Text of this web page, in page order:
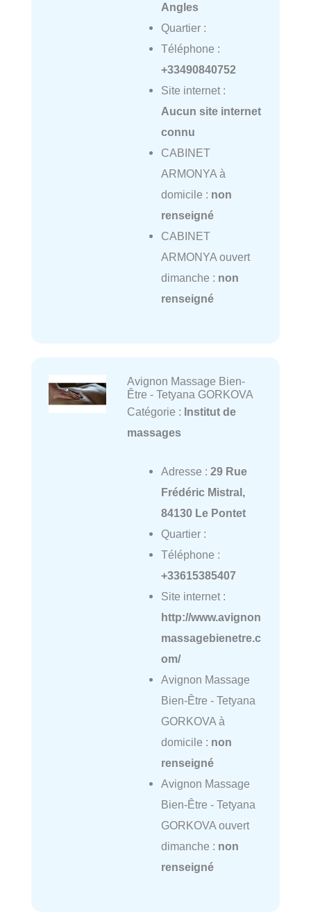
Angles
Quartier :
Téléphone :
+33490840752
Site internet :
Aucun site internet
connu
CABINET
ARMONYA à
domicile : non
renseigné
CABINET
ARMONYA ouvert
dimanche : non
renseigné
Avignon Massage Bien-
Être - Tetyana GORKOVA
Catégorie : Institut de
massages
Adresse : 29 Rue
Frédéric Mistral,
84130 Le Pontet
Quartier :
Téléphone :
+33615385407
Site internet :
http://www.avignon
massagebienetre.c
om/
Avignon Massage
Bien-Être - Tetyana
GORKOVA à
domicile : non
renseigné
Avignon Massage
Bien-Être - Tetyana
GORKOVA ouvert
dimanche : non
renseigné